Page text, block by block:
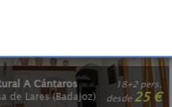
18+2 pers.
desde 25 €
A Cántaros
de Lares (Badajoz)